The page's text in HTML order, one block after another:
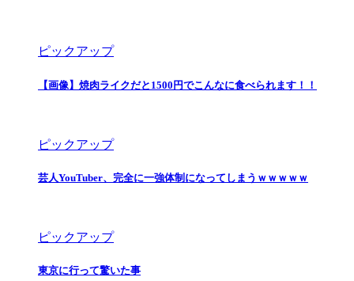
ピックアップ
【画像】焼肉ライクだと1500円でこんなに食べられます！！
ピックアップ
芸人YouTuber、完全に一強体制になってしまうｗｗｗｗｗ
ピックアップ
東京に行って驚いた事